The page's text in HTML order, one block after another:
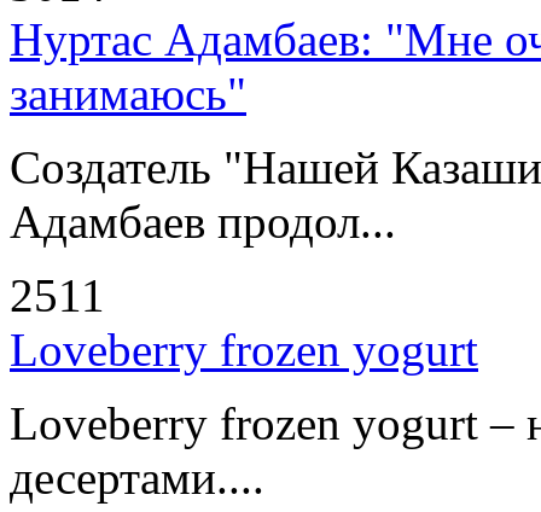
Нуртас Адамбаев: "Мне
занимаюсь"
Создатель "Нашей
Адамбаев продол...
2511
Loveberry frozen yogurt
Loveberry frozen yogurt –
десертами....